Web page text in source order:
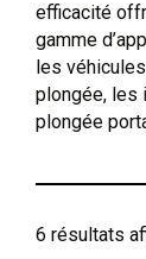
efficacité
gamme
les
plongée, les
plongée
6 résultats